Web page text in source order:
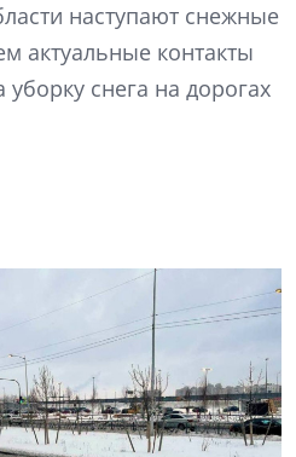
наступают снежные
актуальные контакты
снега на дорогах